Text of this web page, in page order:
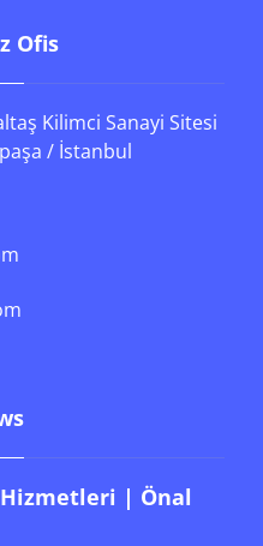
Ofis
Kilimci Sanayi Sitesi
/ İstanbul
| Önal